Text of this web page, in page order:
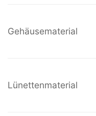
Gehäusematerial
Lünettenmaterial